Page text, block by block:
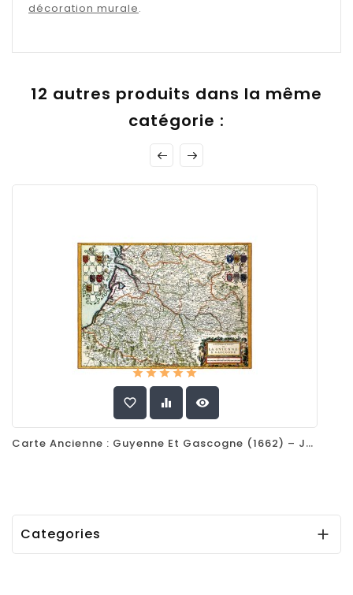
décoration murale.
12 autres produits dans la même
catégorie :
favorite_border equalizer visibility
Carte Ancienne : Guyenne Et Gascogne (1662) – Joan Blaeu, Chef-D'œuvre Du Sud-Ouest
Categories 